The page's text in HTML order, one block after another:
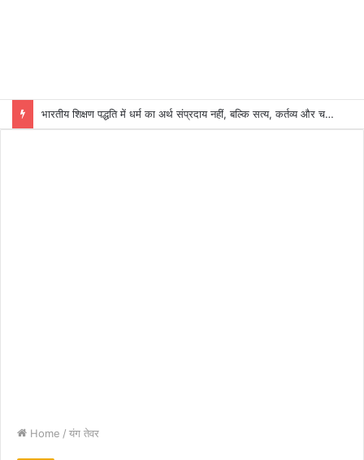
भारतीय शिक्षण पद्धति में धर्म का अर्थ संप्रदाय नहीं, बल्कि सत्य, कर्तव्य और चरित्र निर्माण है: विजय प्रकाश
Home / यंग तेवर